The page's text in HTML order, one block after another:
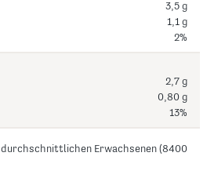
3,5 g
1,1 g
2%
2,7 g
0,80 g
13%
Erwachsenen (8400